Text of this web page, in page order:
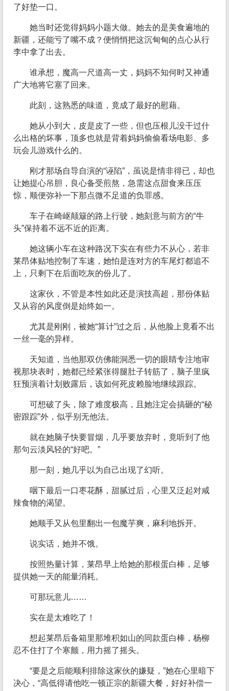
了好垫一口。
她当时还觉得妈妈小题大做。她去的是美食遍地的
新疆，还能亏了嘴不成？便悄悄把这沉甸甸的点心从行
李中拿了出去。
谁承想，魔高一尺道高一丈，妈妈不知何时又神通
广大地将它塞了回来。
此刻，这熟悉的味道，竟成了最好的慰藉。
她从小到大，皮是皮了一些，但也压根儿没干过什
么出格的坏事，顶多也就是背着妈妈偷偷看场电影、多
玩会儿游戏什么的。
刚才那场自导自演的“诬陷”，虽说是情非得已，却也
让她提心吊胆，良心备受煎熬，急需这点甜食来压压
惊，顺便弥补一下那点微不足道的负罪感。
车子在崎岖颠簸的路上行驶，她刻意与前方的“牛
头”保持着不远不近的距离。
她这辆小车在这种路况下实在有些力不从心，若非
莱昂体贴地控制了车速，她怕是连对方的车尾灯都追不
上，只剩下在后面吃灰的份儿了。
这家伙，不管是本性如此还是演技高超，那份体贴
又从容的风度倒是始终如一。
尤其是刚刚，被她“算计”过之后，从他脸上竟看不出
一丝一毫的异样。
天知道，当他那双仿佛能洞悉一切的眼睛专注地审
视那块表时，她都已经紧张得腿肚子转筋了，脑子里疯
狂预演着计划败露后，该如何死皮赖脸地继续跟踪。
可想破了头，除了难度极高，且她注定会搞砸的“秘
密跟踪”外，似乎别无他法。
就在她脑子快要冒烟，几乎要放弃时，竟听到了他
那句云淡风轻的“好吧。”
那一刻，她几乎以为自己出现了幻听。
咽下最后一口枣花酥，甜腻过后，心里又泛起对咸
辣食物的渴望。
她顺手又从包里翻出一包魔芋爽，麻利地拆开。
说实话，她并不饿。
按照热量计算，莱昂早上给她的那根蛋白棒，足够
提供她一天的能量消耗。
可那玩意儿……
实在是太难吃了！
想起莱昂后备箱里那堆积如山的同款蛋白棒，杨柳
忍不住打了个寒颤，用力摇了摇头。
“要是之后能顺利排除这家伙的嫌疑，”她在心里暗下
决心，“高低得请他吃一顿正宗的新疆大餐，好好补偿一